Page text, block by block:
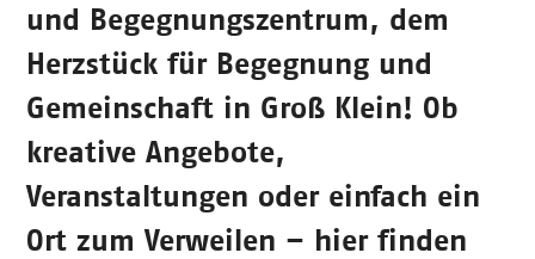
und Begegnungszentrum, dem
Herzstück für Begegnung und
Gemeinschaft in Groß Klein! Ob
kreative Angebote,
Veranstaltungen oder einfach ein
Ort zum Verweilen – hier finden